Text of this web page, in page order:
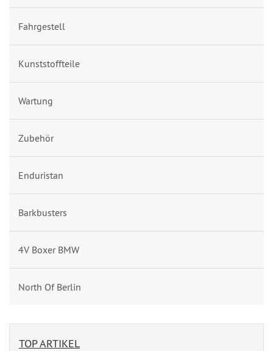
Fahrgestell
Kunststoffteile
Wartung
Zubehör
Enduristan
Barkbusters
4V Boxer BMW
North Of Berlin
TOP ARTIKEL